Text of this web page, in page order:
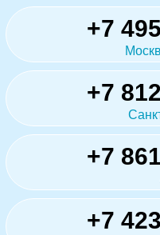
+7
+7
+7
+7